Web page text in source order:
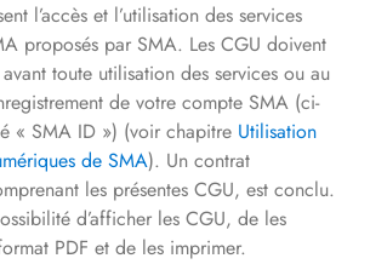
l’accès et l’utilisation des services
proposés par SMA. Les CGU doivent
toute utilisation des services ou au
de votre compte SMA (ci-
« SMA ID ») (voir chapitre Utilisation
de SMA). Un contrat
les présentes CGU, est conclu.
d’afficher les CGU, de les
PDF et de les imprimer.